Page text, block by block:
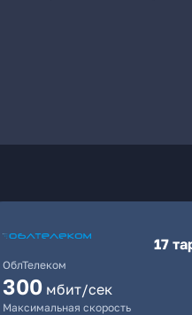
ОблТелеком
17
300 мбит/сек
Максимальная скорость